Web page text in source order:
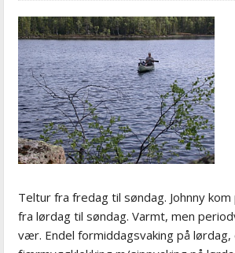
Teltur fra fredag til søndag. Johnny
fra lørdag til søndag. Varmt, men
vær. Endel formiddagsvaking på lørdag,